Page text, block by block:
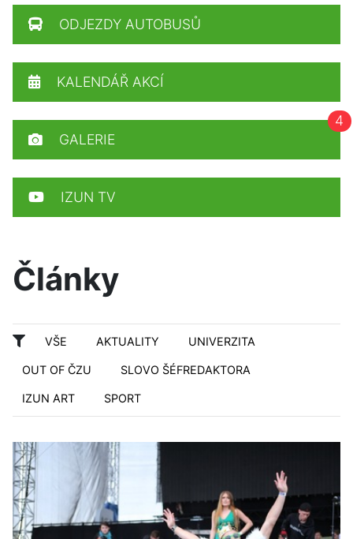
Články
VŠE AKTUALITY UNIVERZITA
OUT OF ČZU SLOVO ŠÉFREDAKTORA
IZUN ART SPORT
ODJEZDY AUTOBUSŮ
KALENDÁŘ AKCÍ
GALERIE
4
IZUN TV